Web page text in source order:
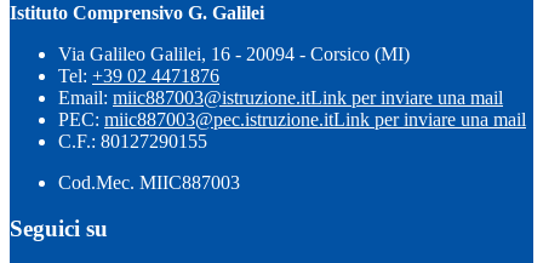
Istituto Comprensivo G. Galilei
Via Galileo Galilei, 16 - 20094 - Corsico (MI)
Tel: +39 02 4471876
Email: miic887003@istruzione.itLink per inviare una mail
PEC: miic887003@pec.istruzione.itLink per inviare una mail
C.F.: 80127290155
Cod.Mec. MIIC887003
Seguici su